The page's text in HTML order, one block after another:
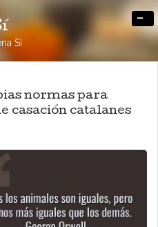
Sí
-
normas para
casación catalanes